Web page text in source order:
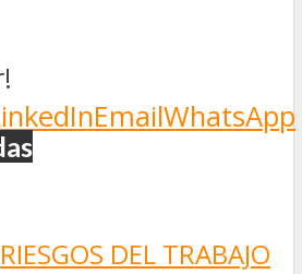
EmailWhatsApp
RIESGOS DEL TRABAJO